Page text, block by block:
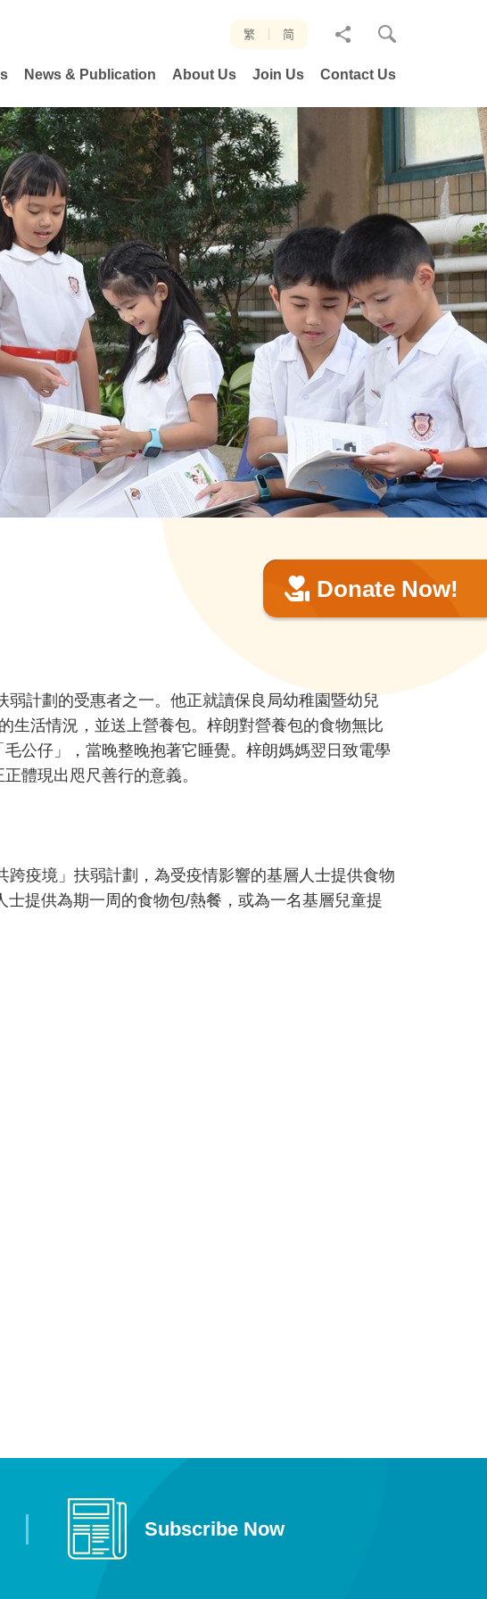
繁 简
分
News & Publication About Us Join Us Contact Us
Donate Now!
弱計劃的受惠者之一。他正就讀保良局幼稚園暨幼兒
生活情況，並送上營養包。梓朗對營養包的食物無比
公仔」，當晚整晚抱著它睡覺。梓朗媽媽翌日致電學
體現出咫尺善行的意義。
疫境」扶弱計劃，為受疫情影響的基層人士提供食物
提供為期一周的食物包/熱餐，或為一名基層兒童提
Subscribe Now